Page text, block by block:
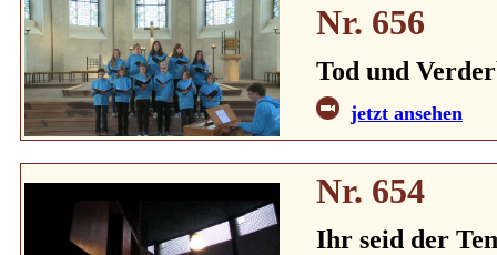
Nr. 656
Tod und
jetzt ansehen
Nr. 654
Ihr seid der